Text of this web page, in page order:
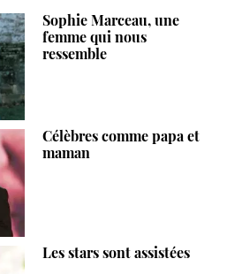
Sophie Marceau, une
femme qui nous
ressemble
Célèbres comme papa et
maman
Les stars sont assistées